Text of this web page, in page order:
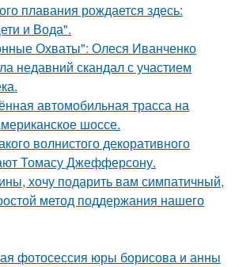
плавания рождается здесь:
и Вода".
Охваты": Олеся Иванченко
недавний скандал с участием
автомобильная трасса на
шоссе.
волнистого декоративного
Томасу Джефферсону.
хочу подарить вам симпатичный,
метод поддержания нашего
фотосессия юры борисова и анны